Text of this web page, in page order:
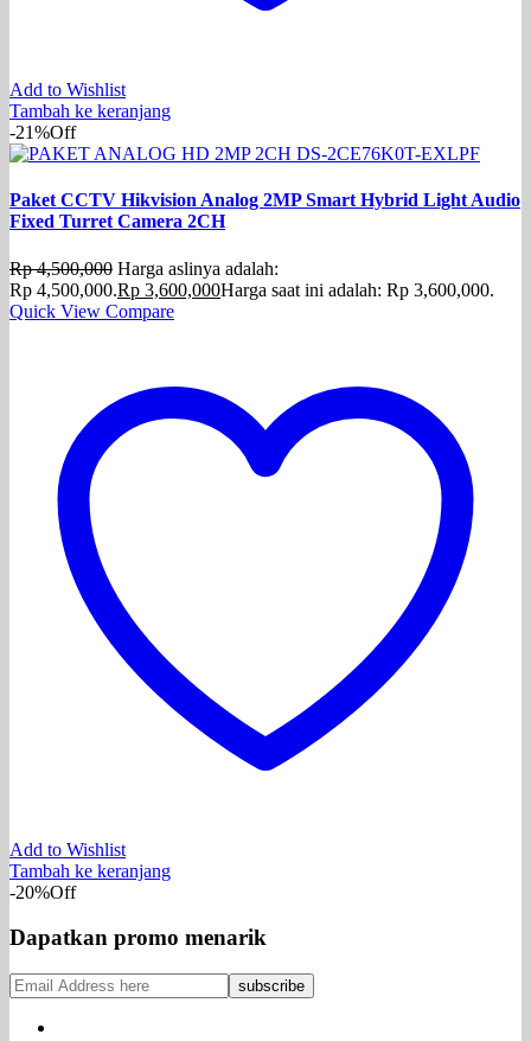
Add to Wishlist
Tambah ke keranjang
-21%Off
Paket CCTV Hikvision Analog 2MP Smart Hybrid Light Audio
Fixed Turret Camera 2CH
Rp4,500,000 Harga aslinya adalah:
Rp 4,500,000.Rp 3,600,000Harga saat ini adalah: Rp 3,600,000.
Quick View Compare
Add to Wishlist
Tambah ke keranjang
-20%Off
Dapatkan promo menarik